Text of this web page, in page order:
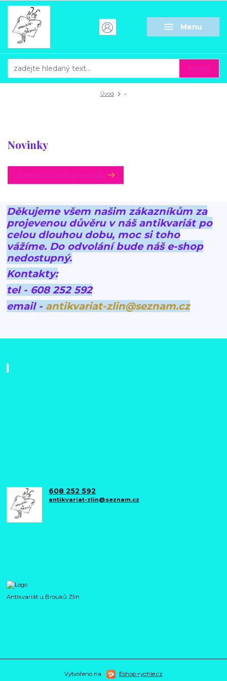
Menu
Úvod »
Novinky
Děkujeme všem našim zákazníkům za
projevenou důvěru v náš antikvariát po
celou dlouhou dobu, moc si toho
vážíme. Do odvolání bude náš e-shop
nedostupný.
Kontakty:
tel - 608 252 592
email - antikvariat-zlin@seznam.cz
608 252 592
antikvariat-zlin@seznam.cz
Antikvariát u Brouků Zlín
Vytvořeno na Eshop-rychle.cz